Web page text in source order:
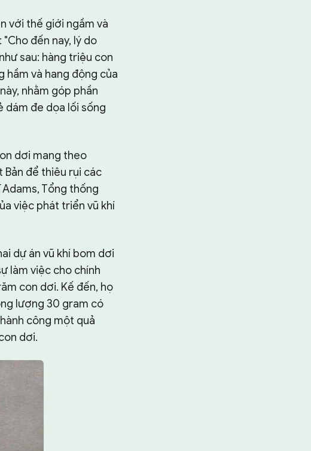
với thế giới ngầm và
đến nay, lý do
sau: hàng triệu con
hầm và hang động của
nhằm góp phần
dám đe dọa lối sống
dơi mang theo
Bản để thiêu rụi các
Tổng thống
việc phát triển vũ khí
dự án vũ khí bom dơi
làm việc cho chính
con dơi. Kế đến, họ
lượng 30 gram có
công một quả
dơi.